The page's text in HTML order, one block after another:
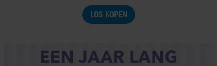
LOS KOPEN